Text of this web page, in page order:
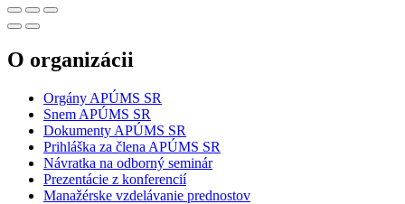
O organizácii
Orgány APÚMS SR
Snem APÚMS SR
Dokumenty APÚMS SR
Prihláška za člena APÚMS SR
Návratka na odborný seminár
Prezentácie z konferencií
Manažérske vzdelávanie prednostov